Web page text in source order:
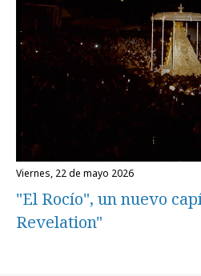
viernes, 22 de mayo 2026
"El Rocío", un nuevo
Revelation"